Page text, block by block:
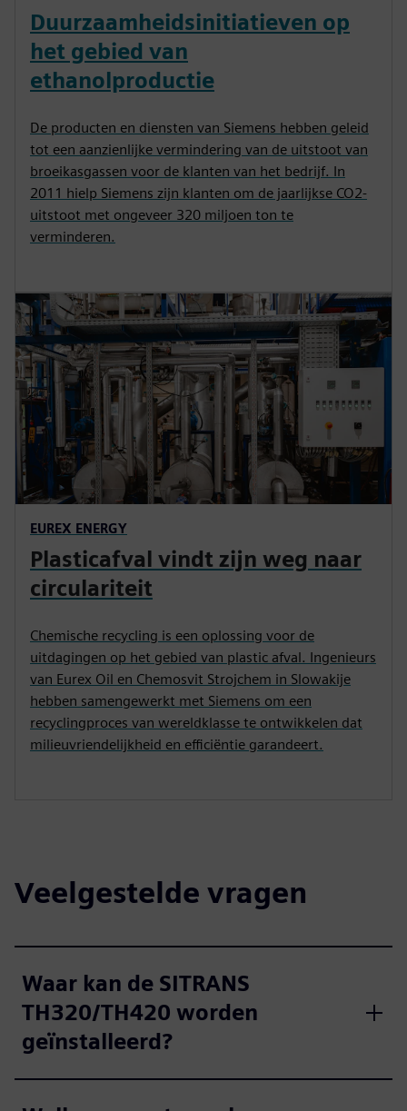
a
y
t
t
s
P
n
Duurzaamheidsinitiatieven op
het gebied van
ethanolproductie
De producten en diensten van Siemens hebben geleid
tot een aanzienlijke vermindering van de uitstoot van
broeikasgassen voor de klanten van het bedrijf. In
2011 hielp Siemens zijn klanten om de jaarlijkse CO2-
uitstoot met ongeveer 320 miljoen ton te
verminderen.
EUREX ENERGY
Plasticafval vindt zijn weg naar
circulariteit
Chemische recycling is een oplossing voor de
uitdagingen op het gebied van plastic afval. Ingenieurs
van Eurex Oil en Chemosvit Strojchem in Slowakije
hebben samengewerkt met Siemens om een
recyclingproces van wereldklasse te ontwikkelen dat
milieuvriendelijkheid en efficiëntie garandeert.
Veelgestelde vragen
Waar kan de SITRANS
TH320/TH420 worden
geïnstalleerd?